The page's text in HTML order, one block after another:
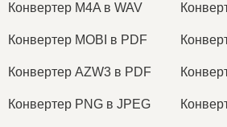
Конвертер M4A в WAV
Конвертер MOBI в PDF
Конвертер AZW3 в PDF
Конвертер PNG в JPEG